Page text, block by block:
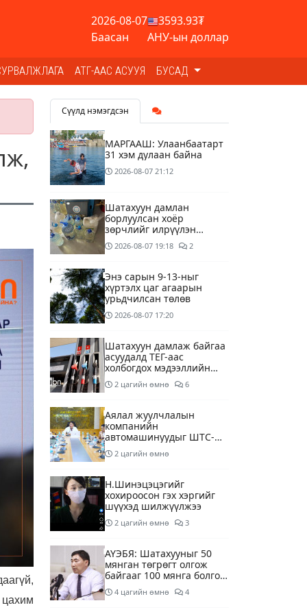
2026-08-07
Баасан
3593.93₮
АНУ-ын доллар
АТГ-ААС АСУУЯ БУСАД
Сүүлд нэмэгдсэн
МАРГААШ: Улаанбаатарт
31 хэм дулаан байна
2026-08-07 21:12
Шатахуун дамлан
борлуулсан хоёр
зөрчлийг илрүүлэн
шалгаж байна
2026-08-07 19:18 2
Энэ сарын 9-13-ныг
хүртэлх цаг агаарын
урьдчилсан төлөв
2026-08-07 17:20
Шатахуун дамлаж байгаа
асуудалд ТЕГ-аас
холбогдох мэдээллийн
дагуу шалгалтын
ажиллагааг эрчимжүүлж
2 цагийн өмнө 6
Аялал жуулчлалын
компанийн
автомашинуудыг ШТС-
ууд хязгаарлалтгүйгээр
шатахуун олгох
2 цагийн өмнө
Н.Шинэцэцэгийг
хохироосон гэх хэргийг
шүүхэд шилжүүлжээ
2 цагийн өмнө 3
АҮЭБЯ: Шатахууныг 50
мянган төгрөгт олгож
байгааг 100 мянга болгож
нэмэгдүүлэхээр ажиллаж
байна
4 цагийн өмнө 4